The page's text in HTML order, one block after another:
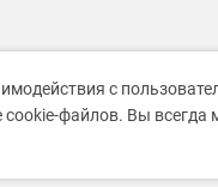
с
файлов. Вы